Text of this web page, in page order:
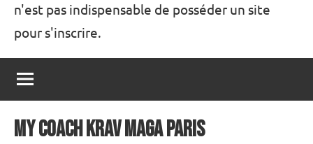
Annuaire
Coaching
n'est pas indispensable de posséder un site
pour s'inscrire.
My coach Krav Maga Paris